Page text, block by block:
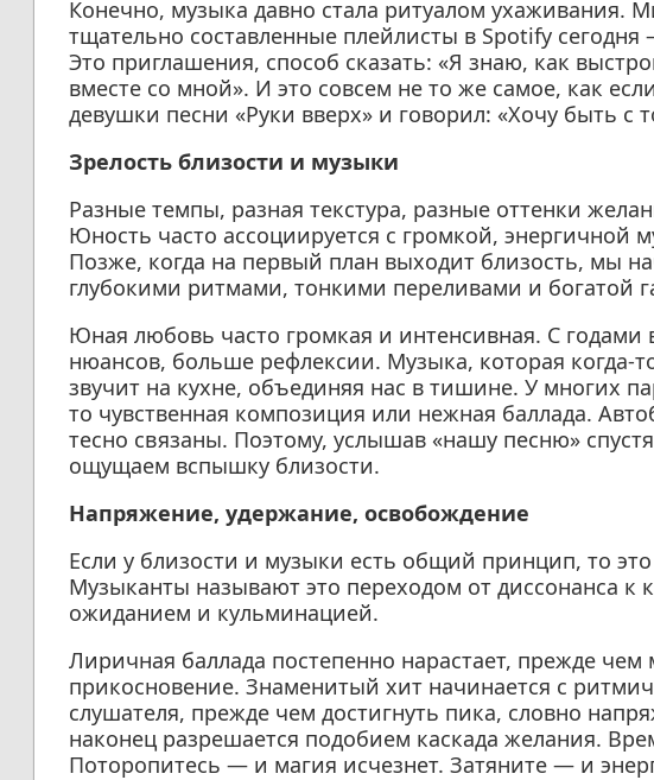
Конечно, музыка давно стала ритуалом ухаживания.
тщательно составленные плейлисты в Spotify
Это приглашения, способ сказать: «Я знаю, как
вместе со мной». И это совсем не то же самое, как
девушки песни «Руки вверх» и говорил: «Хочу быть с
Зрелость близости и музыки
Разные темпы, разная текстура, разные оттенки
Юность часто ассоциируется с громкой, энергичной
Позже, когда на первый план выходит близость, мы
глубокими ритмами, тонкими переливами и богатой
Юная любовь часто громкая и интенсивная. С
нюансов, больше рефлексии. Музыка, которая когда-
звучит на кухне, объединяя нас в тишине. У многих
то чувственная композиция или нежная баллада.
тесно связаны. Поэтому, услышав «нашу песню»
ощущаем вспышку близости.
Напряжение, удержание, освобождение
Если у близости и музыки есть общий принцип, то
Музыканты называют это переходом от диссонанса к
ожиданием и кульминацией.
Лиричная баллада постепенно нарастает, прежде
прикосновение. Знаменитый хит начинается с
слушателя, прежде чем достигнуть пика, словно
наконец разрешается подобием каскада желания.
Поторопитесь — и магия исчезнет. Затяните — и